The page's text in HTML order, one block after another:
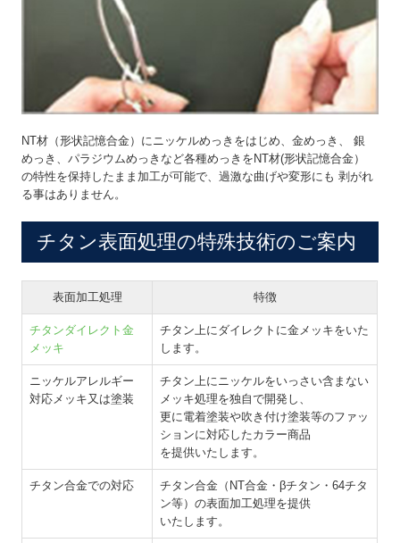
NT材（形状記憶合金）にニッケルめっきをはじめ、金めっき、 銀
めっき、パラジウムめっきなど各種めっきをNT材(形状記憶合金）
の特性を保持したまま加工が可能で、過激な曲げや変形にも 剥がれ
る事はありません。
チタン表面処理の特殊技術のご案内
表面加工処理 特徴
チタンダイレクト金
メッキ
チタン上にダイレクトに金メッキをいた
します。
ニッケルアレルギー
対応メッキ又は塗装
チタン上にニッケルをいっさい含まない
メッキ処理を独自で開発し、
更に電着塗装や吹き付け塗装等のファッ
ションに対応したカラー商品
を提供いたします。
チタン合金での対応
チタン合金（NT合金・βチタン・64チタ
ン等）の表面加工処理を提供
いたします。